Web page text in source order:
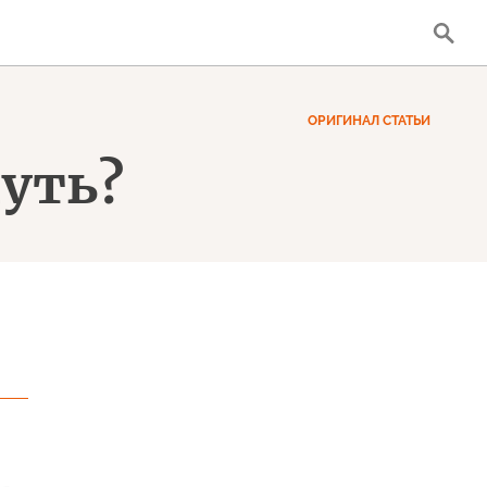
ОРИГИНАЛ СТАТЬИ